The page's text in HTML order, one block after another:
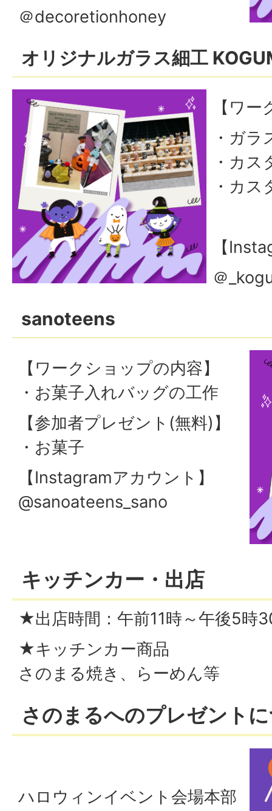
＠decoretionhoney
オリジナルガラス細工
【ワ
・ガラ
・カ
・カ
【
＠
sanoteens
【ワークショップの内容】
・お菓子入れバッグの工作
【参加者プレゼント(無料)】
・お菓子
【Instagramアカウント】
@sanoateens_sano
キッチンカー・出店
★出店時間：午前11時～午後5時
★キッチンカー商品
さのまる焼き、らーめん等
さのまるへのプレゼント
ハロウィンイベント会場本部